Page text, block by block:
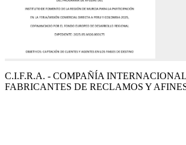
C.I.F.R.A. - COMPAÑÍA
FABRICANTES DE RECLAMOS Y